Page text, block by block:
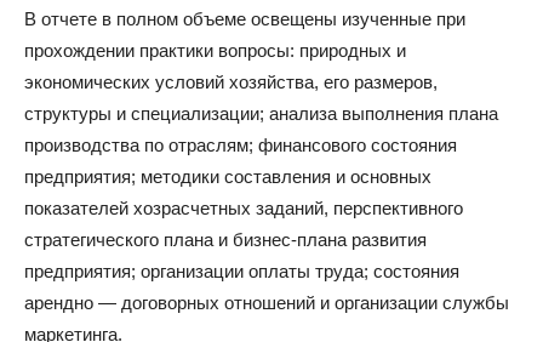
В отчете в полном объеме освещены изученные при
прохождении практики вопросы: природных и
экономических условий хозяйства, его размеров,
структуры и специализации; анализа выполнения плана
производства по отраслям; финансового состояния
предприятия; методики составления и основных
показателей хозрасчетных заданий, перспективного
стратегического плана и бизнес-плана развития
предприятия; организации оплаты труда; состояния
арендно — договорных отношений и организации службы
маркетинга.